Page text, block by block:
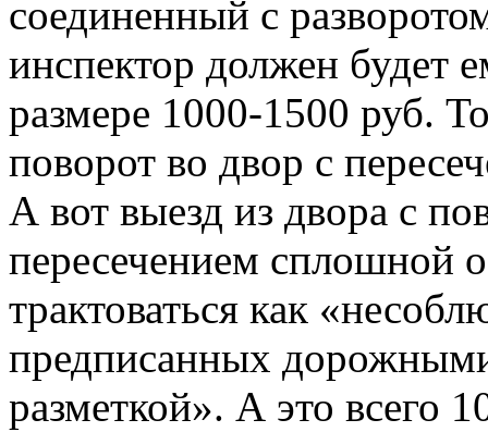
соединенный с
инспектор должен будет
размере 1000-1500 руб.
поворот во двор с
А вот выезд из двора с
пересечением сплошной
трактоваться как
предписанных
разметкой». А это всего